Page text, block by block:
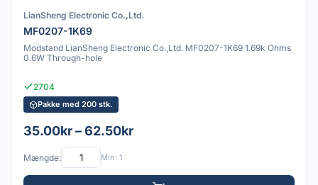
LianSheng Electronic Co.,Ltd.
MF0207-1K69
Modstand LianSheng Electronic Co.,Ltd. MF0207-1K69 1.69k Ohms
0.6W Through-hole
2704
Pakke med 200 stk.
35.00kr – 62.50kr
Mængde: Min: 1